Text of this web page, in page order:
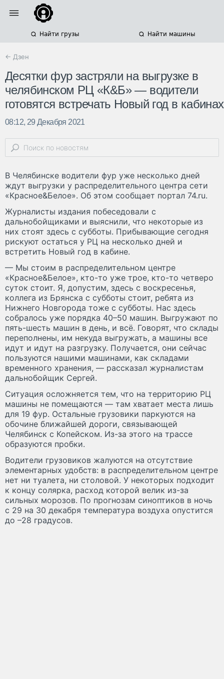
Найти грузы Найти машины
← Дзен
Десятки фур застряли на выгрузке в
челябинском РЦ «К&Б» — водители
готовятся встречать Новый год в кабинах
08:12, 29 Декабря 2021
В Челябинске водители фур уже несколько дней
ждут выгрузки у распределительного центра сети
«Красное&Белое». Об этом сообщает портал 74.ru.
Журналисты издания побеседовали с
дальнобойщиками и выяснили, что некоторые из
них стоят здесь с субботы. Прибывающие сегодня
рискуют остаться у РЦ на несколько дней и
встретить Новый год в кабине.
— Мы стоим в распределительном центре
«Красное&Белое», кто-то уже трое, кто-то четверо
суток стоит. Я, допустим, здесь с воскресенья,
коллега из Брянска с субботы стоит, ребята из
Нижнего Новгорода тоже с субботы. Нас здесь
собралось уже порядка 40–50 машин. Выгружают по
пять-шесть машин в день, и всё. Говорят, что склады
переполнены, им некуда выгружать, а машины все
идут и идут на разгрузку. Получается, они сейчас
пользуются нашими машинами, как складами
временного хранения, — рассказал журналистам
дальнобойщик Сергей.
Ситуация осложняется тем, что на территорию РЦ
машины не помещаются — там хватает места лишь
для 19 фур. Остальные грузовики паркуются на
обочине ближайшей дороги, связывающей
Челябинск с Копейском. Из-за этого на трассе
образуются пробки.
Водители грузовиков жалуются на отсутствие
элементарных удобств: в распределительном центре
нет ни туалета, ни столовой. У некоторых подходит
к концу солярка, расход которой велик из-за
сильных морозов. По прогнозам синоптиков в ночь
с 29 на 30 декабря температура воздуха опустится
до –28 градусов.